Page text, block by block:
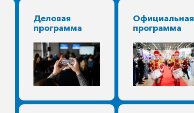
Деловая
программа
Официальная
программа